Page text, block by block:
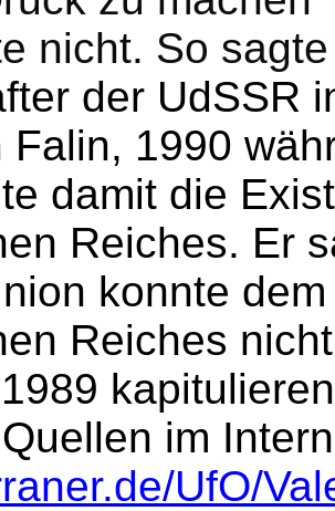
nicht. So
der UdSSR
Falin, 1990
damit die
Reiches. Er
konnte
Reiches
im
UfO/